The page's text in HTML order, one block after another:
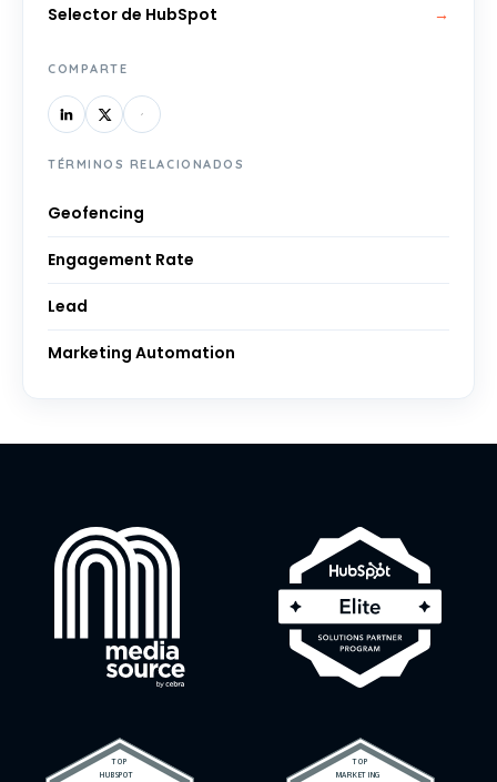
Selector de HubSpot →
COMPARTE
TÉRMINOS RELACIONADOS
Geofencing
Engagement Rate
Lead
Marketing Automation